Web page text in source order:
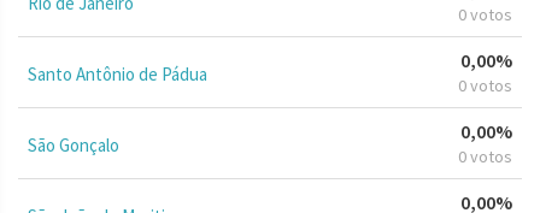
0 votos
Santo Antônio de Pádua
0,00%
0 votos
São Gonçalo
0,00%
0 votos
0,00%